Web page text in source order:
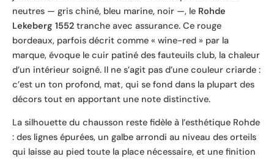
neutres — gris chiné, bleu marine, noir —, le Rohde
Lekeberg 1552 tranche avec assurance. Ce rouge
bordeaux, parfois décrit comme « wine-red » par la
marque, évoque le cuir patiné des fauteuils club, la chaleur
d’un intérieur soigné. Il ne s’agit pas d’une couleur criarde :
c’est un ton profond, mat, qui se fond dans la plupart des
décors tout en apportant une note distinctive.
La silhouette du chausson reste fidèle à l’esthétique Rohde
: des lignes épurées, un galbe arrondi au niveau des orteils
qui laisse au pied toute la place nécessaire, et une finition